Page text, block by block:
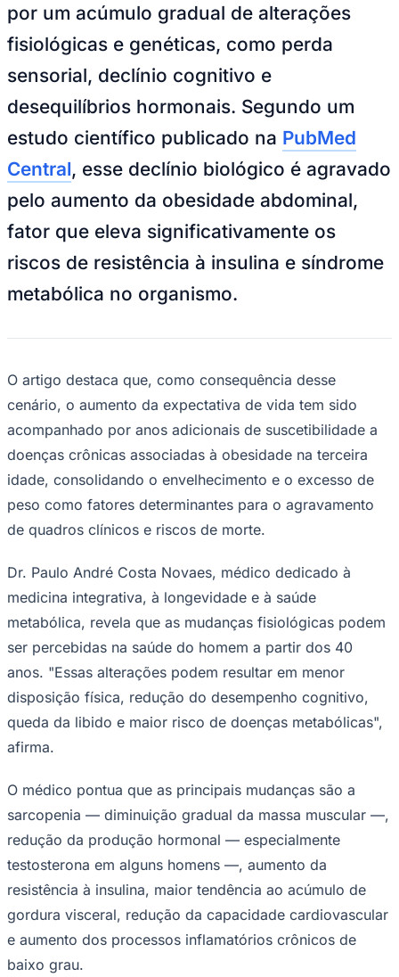
Panorama Econômico
Panorama Econômico
Para Sua Empresa
Anuncie no Portal
Verificar Empresa
Anunciar VagasNovo
NBA
NFL
UFC
MLB
Atletismo
Brasileirão Série A
Brasileirão Série B
Paulistão
Copa do Brasil
Libertadores
Copa América
Champions League
La Liga
Mundial 2026
Times - Ir direto
por um acúmulo gradual de alterações
fisiológicas e genéticas, como perda
sensorial, declínio cognitivo e
desequilíbrios hormonais. Segundo um
estudo científico publicado na PubMed
Central, esse declínio biológico é agravado
pelo aumento da obesidade abdominal,
fator que eleva significativamente os
riscos de resistência à insulina e síndrome
metabólica no organismo.
O artigo destaca que, como consequência desse
cenário, o aumento da expectativa de vida tem sido
acompanhado por anos adicionais de suscetibilidade a
doenças crônicas associadas à obesidade na terceira
idade, consolidando o envelhecimento e o excesso de
peso como fatores determinantes para o agravamento
de quadros clínicos e riscos de morte.
Dr. Paulo André Costa Novaes, médico dedicado à
medicina integrativa, à longevidade e à saúde
metabólica, revela que as mudanças fisiológicas podem
ser percebidas na saúde do homem a partir dos 40
anos. "Essas alterações podem resultar em menor
disposição física, redução do desempenho cognitivo,
queda da libido e maior risco de doenças metabólicas",
afirma.
O médico pontua que as principais mudanças são a
sarcopenia — diminuição gradual da massa muscular —,
redução da produção hormonal — especialmente
testosterona em alguns homens —, aumento da
resistência à insulina, maior tendência ao acúmulo de
gordura visceral, redução da capacidade cardiovascular
e aumento dos processos inflamatórios crônicos de
baixo grau.